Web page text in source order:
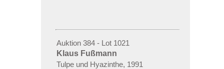
Auktion 384 - Lot 1021
Klaus Fußmann
Tulpe und Hyazinthe, 1991